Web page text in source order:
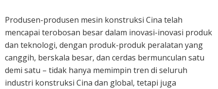
Produsen-produsen mesin konstruksi Cina telah
mencapai terobosan besar dalam inovasi-inovasi produk
dan teknologi, dengan produk-produk peralatan yang
canggih, berskala besar, dan cerdas bermunculan satu
demi satu – tidak hanya memimpin tren di seluruh
industri konstruksi Cina dan global, tetapi juga